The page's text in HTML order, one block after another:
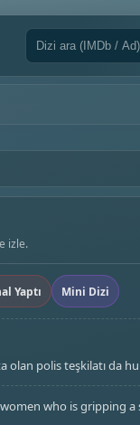
izle.
Yaptı Mini Dizi
polis teşkilatı da
who is gripping a